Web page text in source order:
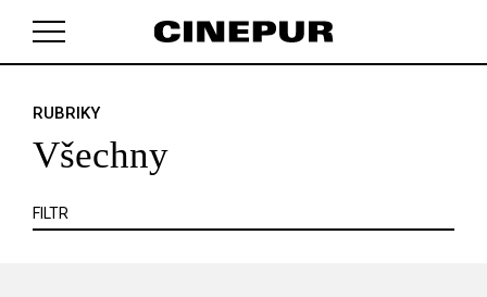
RUBRIKY
Všechny
FILTR
KRITIKA MIMO KINO POJEM PORTRÉT